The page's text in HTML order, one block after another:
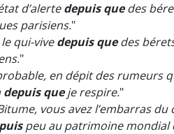
d’alertedepuis quedes
parisiens."
qui-vivedepuis quedes
"
en dépit des rumeurs
depuis queje respire."
vous avez l’embarras
peu au patrimoine mondial